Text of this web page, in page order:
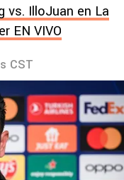
vs. IlloJuan en La
EN VIVO
CST